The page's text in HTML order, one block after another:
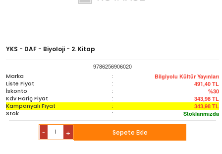
YKS - DAF - Biyoloji - 2. Kitap
9786256906020
Marka
: Bilgiyolu Kültür Yayınları
Liste Fiyat : 491,40 TL
İskonto : %30
Kdv Hariç Fiyat : 343,98 TL
Kampanyalı Fiyat : 343,98 TL
Stok : Stoklarımızda
- + Sepete Ekle